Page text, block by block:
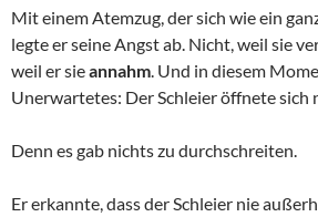
Mit einem Atemzug, der sich wie ein
legte er seine Angst ab. Nicht, weil sie
weil er sieannahm. Und in diesem
Unerwartetes: Der Schleier öffnete sich
Denn es gab nichts zu durchschreiten.
Er erkannte, dass der Schleier nie